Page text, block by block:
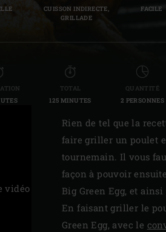
Slovenia | Slovenija
Spain | España
Sweden | Sverige
Switzerland (French)
Switzerland |
Turkey | Türkiye
CUISSON INDIRECTE,
GRILLADE
FACILE
TOTAL
125 MINUTES
QUANTITÉ
2 PERSONNES
vidéo
Rien de tel que la
faire griller un poulet
tournemain. Il vous
façon à pouvoir
Big Green Egg, et
En faisant griller le
Green Egg, avec le